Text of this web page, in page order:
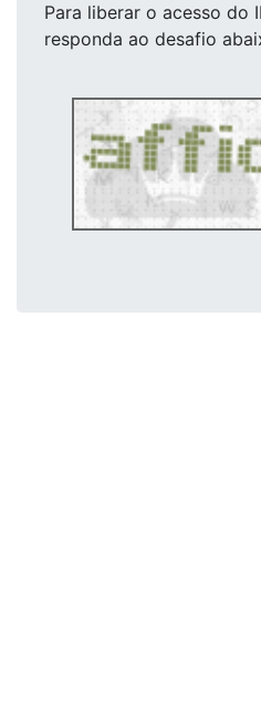
Para liberar o acesso do
responda ao desafio